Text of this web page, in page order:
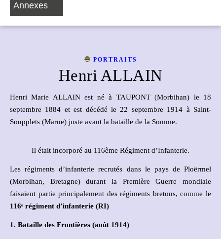
Annexes
PORTRAITS
Henri ALLAIN
Henri Marie ALLAIN est né à TAUPONT (Morbihan) le 18
septembre 1884 et est décédé le 22 septembre 1914 à Saint-
Soupplets (Marne) juste avant la bataille de la Somme.
Il était incorporé au 116ème Régiment d’Infanterie.
Les régiments d’infanterie recrutés dans le pays de Ploërmel
(Morbihan, Bretagne) durant la Première Guerre mondiale
faisaient partie principalement des régiments bretons, comme le
116ᵉ régiment d’infanterie (RI)
1. Bataille des Frontières (août 1914)